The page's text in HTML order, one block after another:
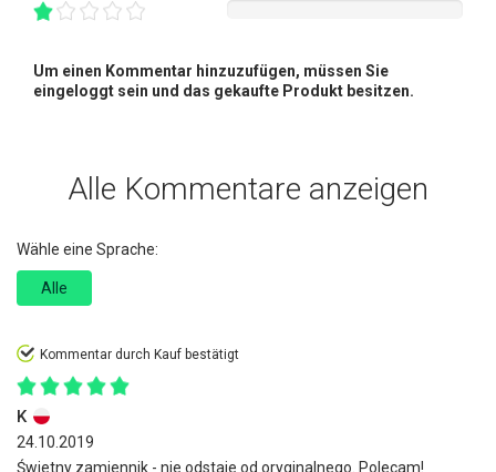
Um einen Kommentar hinzuzufügen, müssen Sie
eingeloggt sein und das gekaufte Produkt besitzen.
Alle Kommentare anzeigen
Wähle eine Sprache:
Alle
Kommentar durch Kauf bestätigt
K
24.10.2019
Świetny zamiennik - nie odstaje od oryginalnego. Polecam!